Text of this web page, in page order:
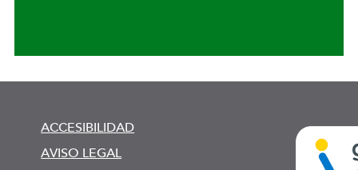
ACCESIBILIDAD
AVISO LEGAL